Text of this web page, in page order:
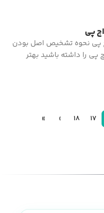
پی
پی نحوه تشخیص اصل بودن
را داشته باشید بهتر
17
18
›
»